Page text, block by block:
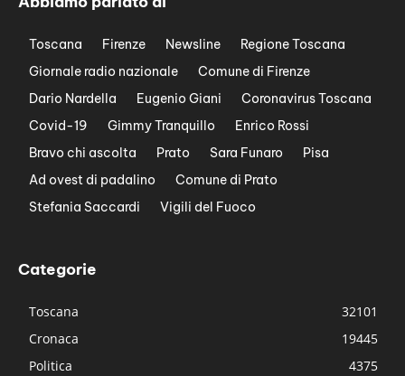
Toscana Firenze Newsline
Regione Toscana
Giornale radio nazionale
Comune di Firenze
Dario Nardella
Eugenio Giani
Coronavirus Toscana
Covid-19
Gimmy Tranquillo
Enrico Rossi
Bravo chi ascolta
Prato Sara Funaro
Pisa
Ad ovest di padalino
Comune di Prato
Stefania Saccardi
Vigili del Fuoco
Categorie
Toscana
32101
Cronaca
19445
Politica
4375